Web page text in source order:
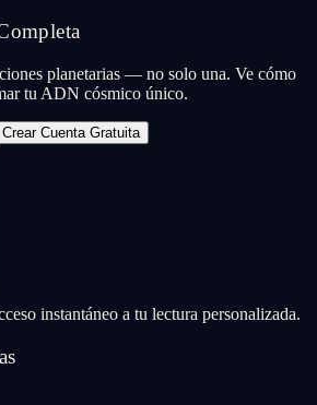
planetarias — no solo una. Ve cómo
tu ADN cósmico único.
Crear Cuenta Gratuita
instantáneo a tu lectura personalizada.